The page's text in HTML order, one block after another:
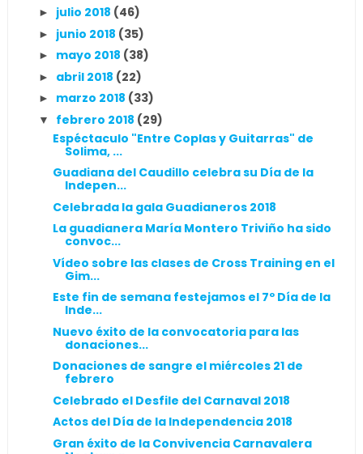
► julio 2018 (46)
► junio 2018 (35)
► mayo 2018 (38)
► abril 2018 (22)
► marzo 2018 (33)
▼ febrero 2018 (29)
Espéctaculo "Entre Coplas y Guitarras" de
Solima, ...
Guadiana del Caudillo celebra su Día de la
Indepen...
Celebrada la gala Guadianeros 2018
La guadianera María Montero Triviño ha sido
convoc...
Vídeo sobre las clases de Cross Training en el
Gim...
Este fin de semana festejamos el 7º Día de la
Inde...
Nuevo éxito de la convocatoria para las
donaciones...
Donaciones de sangre el miércoles 21 de
febrero
Celebrado el Desfile del Carnaval 2018
Actos del Día de la Independencia 2018
Gran éxito de la Convivencia Carnavalera